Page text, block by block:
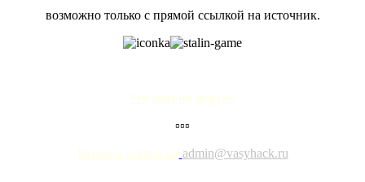
возможно только с прямой ссылкой на источник.
Реклама на форуме
▫▫▫
По всем вопросам admin@vasyhack.ru